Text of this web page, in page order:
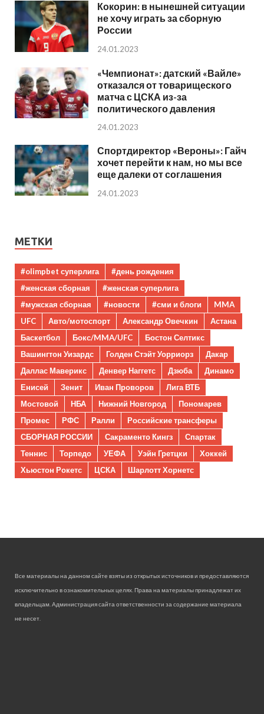
Кокорин: в нынешней ситуации
не хочу играть за сборную
России
24.01.2023
«Чемпионат»: датский «Вайле»
отказался от товарищеского
матча с ЦСКА из-за
политического давления
24.01.2023
Спортдиректор «Вероны»: Гайч
хочет перейти к нам, но мы все
еще далеки от соглашения
24.01.2023
МЕТКИ
#olimpbet суперлига
#день рождения
#женская сборная
#женская суперлига
#мужская сборная
#новости #сми и блоги
MMA
UFC
Авто/мотоспорт Александр Овечкин
Астана
Баскетбол
Бокс/MMA/UFC
Бостон Селтикс
Вашингтон Уизардс
Голден Стэйт Уорриорз
Дакар
Даллас Маверикс
Денвер Наггетс Дзюба
Динамо
Енисей
Зенит Иван Проворов
Лига ВТБ
Мостовой
НБА Нижний Новгород
Пономарев
Промес
РФС Ралли
Российские трансферы
СБОРНАЯ РОССИИ
Сакраменто Кингз
Спартак
Теннис
Торпедо УЕФА Уэйн Гретцки
Хоккей
Хьюстон Рокетс
ЦСКА Шарлотт Хорнетс
Все материалы на данном сайте взяты из открытых источников и предоставляются
исключительно в ознакомительных целях. Права на материалы принадлежат их
владельцам. Администрация сайта ответственности за содержание материала
не несет.